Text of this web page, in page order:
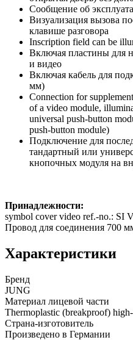
Сообщение об
Визуализация вызова
клавише разговора
Inscription field can be
Включая пластины для
и видео
Включая кабель для
мм)
Connection for
of a video module,
universal push-button
push-button module)
Подключение для
тандартный или
кнопочных модуля на
Принадлежности:
symbol cover video ref.-no.: SI
Провод для соединения 700
Характеристики
Бренд
JUNG
Материал лицевой части
Thermoplastic (breakproof)
Страна-изготовитель
Произведено в Германии